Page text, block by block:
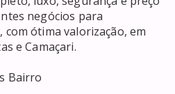
negócios para
ótima valorização, em
e Camaçari.
Bairro